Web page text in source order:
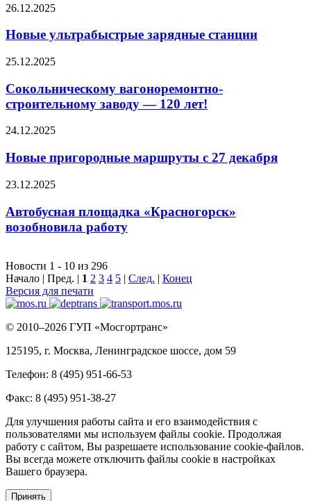
26.12.2025
Новые ультрабыстрые зарядные станции
25.12.2025
Сокольническому вагоноремонтно-
строительному заводу — 120 лет!
24.12.2025
Новые пригородные маршруты с 27 декабря
23.12.2025
Автобусная площадка «Красногорск»
возобновила работу
Новости 1 - 10 из 296
Начало | Пред. | 1 2 3 4 5 | След. | Конец
Версия для печати
© 2010–2026 ГУП «Мосгортранс»
125195, г. Москва, Ленинградское шоссе, дом 59
Телефон: 8 (495) 951-66-53
Факс: 8 (495) 951-38-27
Для улучшения работы сайта и его взаимодействия с
пользователями мы используем файлы cookie. Продолжая
работу с сайтом, Вы разрешаете использование cookie-файлов.
Вы всегда можете отключить файлы cookie в настройках
Вашего браузера.
Принять